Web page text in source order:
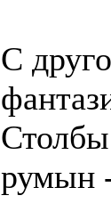
С
румын